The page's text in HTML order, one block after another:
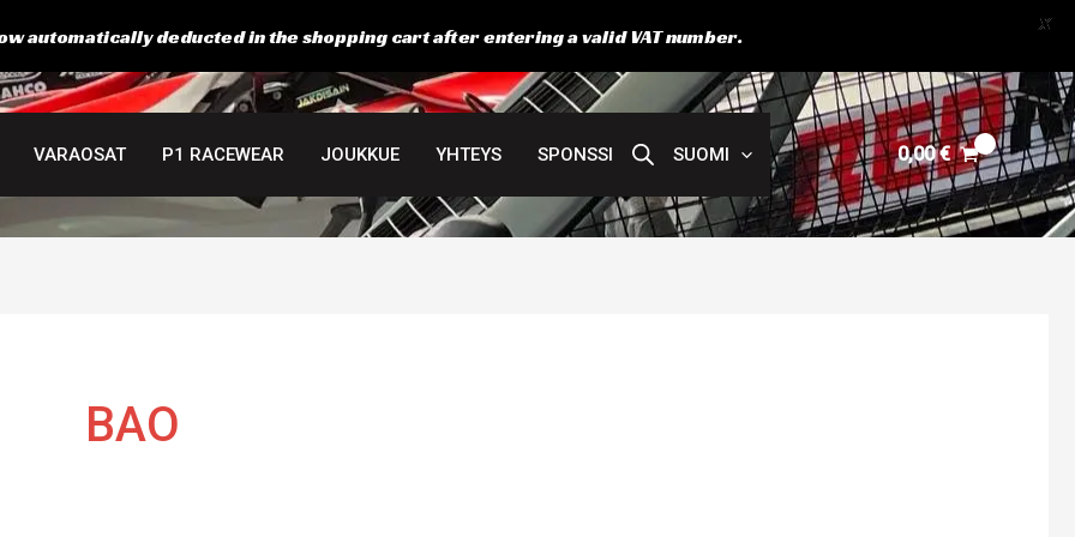
VARAOSAT P1 RACEWEAR JOUKKUE YHTEYS SPONSSI SUOMI 0,00€
BAO
Suosituimmat
ensin
automatically deducted in the shopping cart after entering a valid VAT number. X